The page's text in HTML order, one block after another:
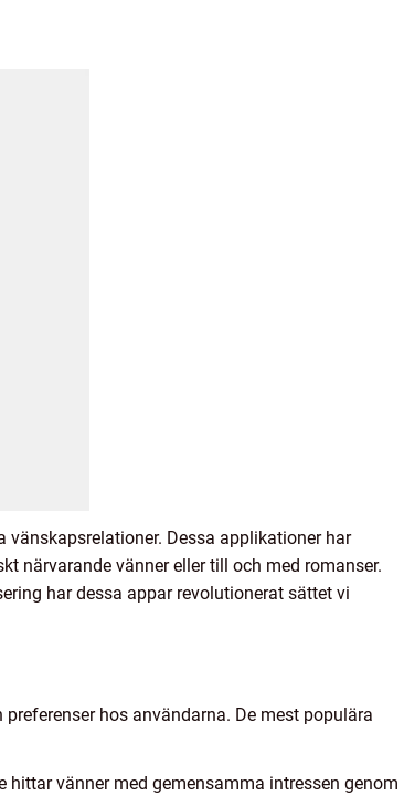
Dessa applikationer har
närvarande vänner eller till och med romanser.
har dessa appar revolutionerat sättet vi
hos användarna. De mest populära
vänner med gemensamma intressen genom